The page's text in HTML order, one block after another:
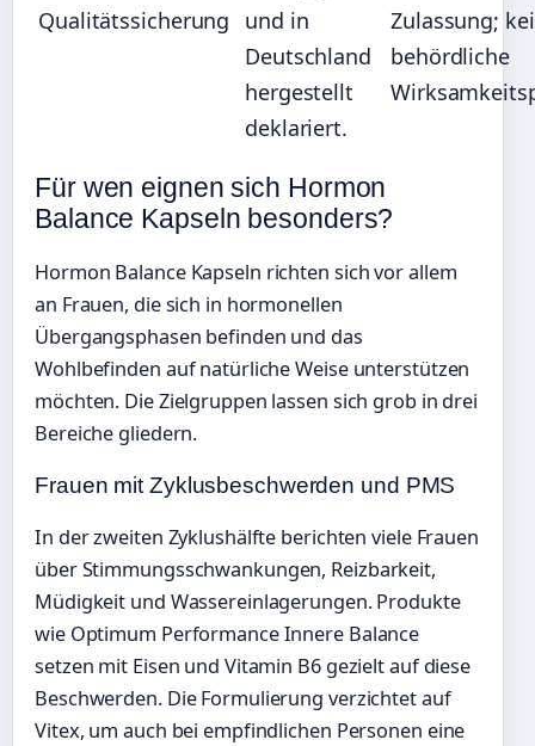
Qualitätssicherung
und in
Deutschland
hergestellt
deklariert.
Zulassung;
behördliche
Für wen eignen sich Hormon
Balance Kapseln besonders?
Hormon Balance Kapseln richten sich vor allem
an Frauen, die sich in hormonellen
Übergangsphasen befinden und das
Wohlbefinden auf natürliche Weise unterstützen
möchten. Die Zielgruppen lassen sich grob in drei
Bereiche gliedern.
Frauen mit Zyklusbeschwerden und PMS
In der zweiten Zyklushälfte berichten viele Frauen
über Stimmungsschwankungen, Reizbarkeit,
Müdigkeit und Wassereinlagerungen. Produkte
wie Optimum Performance Innere Balance
setzen mit Eisen und Vitamin B6 gezielt auf diese
Beschwerden. Die Formulierung verzichtet auf
Vitex, um auch bei empfindlichen Personen eine